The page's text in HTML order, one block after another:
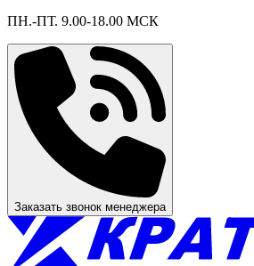
ПН.-ПТ. 9.00-18.00 МСК
Заказать звонок менеджера